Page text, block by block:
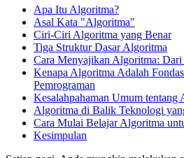
Apa Itu Algoritma?
Asal Kata "Algoritma"
Ciri-Ciri Algoritma yang Benar
Tiga Struktur Dasar Algoritma
Cara Menyajikan Algoritma:
Kenapa Algoritma Adalah
Pemrograman
Kesalahpahaman Umum tentang
Algoritma di Balik Teknologi
Cara Mulai Belajar Algoritma
Kesimpulan